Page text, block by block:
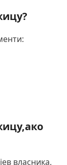
власника,